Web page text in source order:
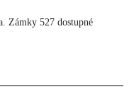
527 dostupné